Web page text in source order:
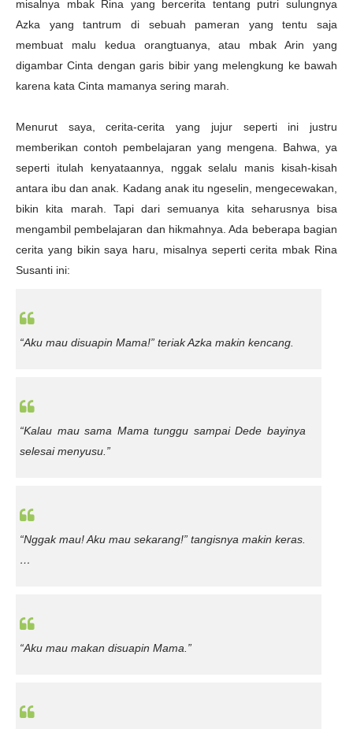
misalnya mbak Rina yang bercerita tentang putri sulungnya
Azka yang tantrum di sebuah pameran yang tentu saja
membuat malu kedua orangtuanya, atau mbak Arin yang
digambar Cinta dengan garis bibir yang melengkung ke bawah
karena kata Cinta mamanya sering marah.
Menurut saya, cerita-cerita yang jujur seperti ini justru
memberikan contoh pembelajaran yang mengena. Bahwa, ya
seperti itulah kenyataannya, nggak selalu manis kisah-kisah
antara ibu dan anak. Kadang anak itu ngeselin, mengecewakan,
bikin kita marah. Tapi dari semuanya kita seharusnya bisa
mengambil pembelajaran dan hikmahnya. Ada beberapa bagian
cerita yang bikin saya haru, misalnya seperti cerita mbak Rina
Susanti ini:
“Aku mau disuapin Mama!” teriak Azka makin kencang.
“Kalau mau sama Mama tunggu sampai Dede bayinya
selesai menyusu.”
“Nggak mau! Aku mau sekarang!” tangisnya makin keras.
…
“Aku mau makan disuapin Mama.”